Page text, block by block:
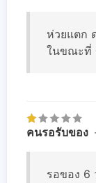
ห่วยแตก
ในขณะที่
คนรอรับของ
รอของ 6